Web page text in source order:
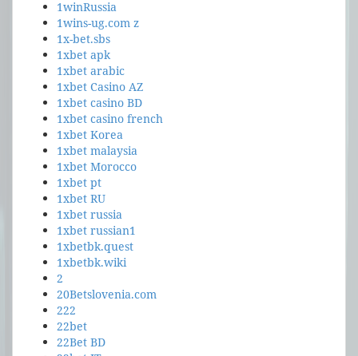
1winRussia
1wins-ug.com z
1x-bet.sbs
1xbet apk
1xbet arabic
1xbet Casino AZ
1xbet casino BD
1xbet casino french
1xbet Korea
1xbet malaysia
1xbet Morocco
1xbet pt
1xbet RU
1xbet russia
1xbet russian1
1xbetbk.quest
1xbetbk.wiki
2
20Betslovenia.com
222
22bet
22Bet BD